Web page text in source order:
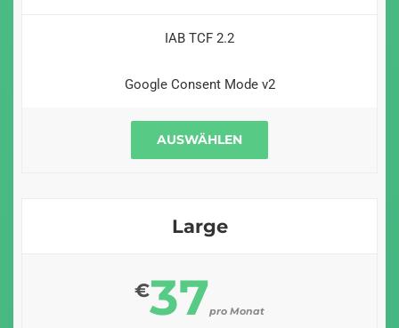
IAB TCF 2.2
Google Consent Mode v2
AUSWÄHLEN
Large
€37pro Monat